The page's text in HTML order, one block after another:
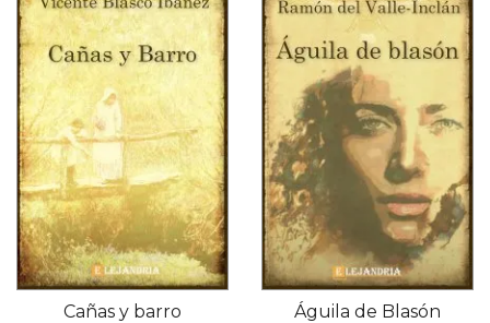
Cañas y barro
Águila de Blasón